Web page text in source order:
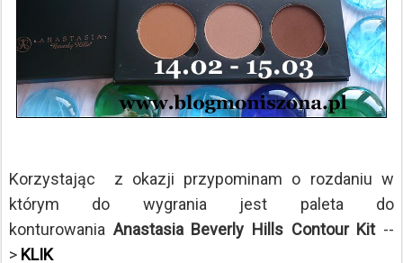
Korzystając z okazji przypominam o rozdaniu w
którym do wygrania jest paleta do
konturowania Anastasia Beverly Hills Contour Kit--
> KLIK